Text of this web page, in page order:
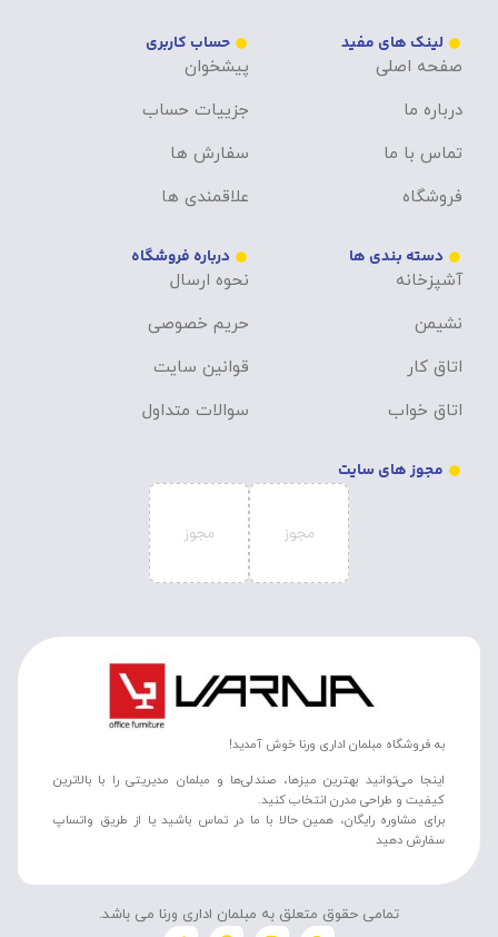
لینک های مفید
صفحه اصلی
درباره ما
تماس با ما
فروشگاه
حساب کاربری
پیشخوان
جزییات حساب
سفارش ها
علاقمندی ها
دسته بندی ها
آشپزخانه
نشیمن
اتاق کار
اتاق خواب
درباره فروشگاه
نحوه ارسال
حریم خصوصی
قوانین سایت
سوالات متداول
مجوز های سایت
به فروشگاه مبلمان اداری ورنا خوش آمدید!
اینجا می‌توانید بهترین میزها، صندلی‌ها و مبلمان مدیریتی را با بالاترین
کیفیت و طراحی مدرن انتخاب کنید.
برای مشاوره رایگان، همین حالا با ما در تماس باشید یا از طریق واتساپ
سفارش دهید
تمامی حقوق متعلق به مبلمان اداری ورنا می باشد.